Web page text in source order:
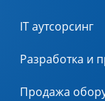
IT аутсорсинг
Разработка и
Продажа